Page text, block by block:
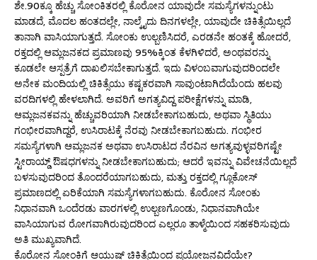
ಶೇ.90ಕ್ಕೂ ಹೆಚ್ಚು ಸೋಂಕಿತರಲ್ಲಿ ಕೊರೋನ ಯಾವುದೇ ಸಮಸ್ಯೆಗಳನ್ನುಂಟು
ಮಾಡದೆ, ಮೊದಲ ಹಂತದಲ್ಲೇ, ನಾಲ್ಕೈದು ದಿನಗಳಲ್ಲೇ, ಯಾವುದೇ ಚಿಕಿತ್ಸೆಯಿಲ್ಲದೆ
ತಾನಾಗಿ ವಾಸಿಯಾಗುತ್ತದೆ. ಸೋಂಕು ಉಲ್ಬಣಿಸಿದರೆ, ಎರಡನೇ ಹಂತಕ್ಕೆ ಹೋದರೆ,
ರಕ್ತದಲ್ಲಿ ಆಮ್ಲಜನಕದ ಪ್ರಮಾಣವು 95%ಕ್ಕಿಂತ ಕೆಳಗಿಳಿದರೆ, ಅಂಥವರನ್ನು
ಕೂಡಲೇ ಆಸ್ಪತ್ರೆಗೆ ದಾಖಲಿಸಬೇಕಾಗುತ್ತದೆ. ಇದು ವಿಳಂಬವಾಗುವುದರಿಂದಲೇ
ಅನೇಕ ಮಂದಿಯಲ್ಲಿ ಚಿಕಿತ್ಸೆಯು ಕಷ್ಟಕರವಾಗಿ ಸಾವುಂಟಾಗಿದೆಯೆಂದು ಹಲವು
ವರದಿಗಳಲ್ಲಿ ಹೇಳಲಾಗಿದೆ. ಅವರಿಗೆ ಅಗತ್ಯವಿದ್ದ ಪರೀಕ್ಷೆಗಳನ್ನು ಮಾಡಿ,
ಆಮ್ಲಜನಕವನ್ನು ಹೆಚ್ಚುವರಿಯಾಗಿ ನೀಡಬೇಕಾಗಬಹುದು, ಅಥವಾ ಸ್ಥಿತಿಯು
ಗಂಭೀರವಾಗಿದ್ದರೆ, ಉಸಿರಾಟಕ್ಕೆ ನೆರವು ನೀಡಬೇಕಾಗಬಹುದು. ಗಂಭೀರ
ಸಮಸ್ಯೆಗಳಾಗಿ ಆಮ್ಲಜನಕ ಅಥವಾ ಉಸಿರಾಟದ ನೆರವಿನ ಅಗತ್ಯವುಳ್ಳವರಿಗಷ್ಟೇ
ಸ್ಟೀರಾಯ್ಡ್ ಔಷಧಗಳನ್ನು ನೀಡಬೇಕಾಗಬಹುದು; ಆದರೆ ಇವನ್ನು ವಿವೇಚನೆಯಿಲ್ಲದೆ
ಬಳಸುವುದರಿಂದ ತೊಂದರೆಯಾಗಬಹುದು, ಮತ್ತು ರಕ್ತದಲ್ಲಿ ಗ್ಲೂಕೋಸ್
ಪ್ರಮಾಣದಲ್ಲಿ ಏರಿಕೆಯಾಗಿ ಸಮಸ್ಯೆಗಳಾಗಬಹುದು. ಕೊರೋನ ಸೋಂಕು
ನಿಧಾನವಾಗಿ ಒಂದೆರಡು ವಾರಗಳಲ್ಲಿ ಉಲ್ಬಣಗೊಂಡು, ನಿಧಾನವಾಗಿಯೇ
ವಾಸಿಯಾಗುವ ರೋಗವಾಗಿರುವುದರಿಂದ ಎಲ್ಲರೂ ತಾಳ್ಮೆಯಿಂದ ಸಹಕರಿಸುವುದು
ಅತಿ ಮುಖ್ಯವಾಗಿದೆ.
ಕೊರೋನ ಸೋಂಕಿಗೆ ಆಯುಷ್ ಚಿಕಿತ್ಸೆಯಿಂದ ಪ್ರಯೋಜನವಿದೆಯೇ?